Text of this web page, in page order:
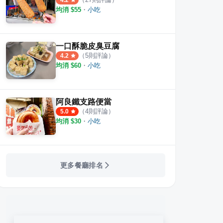
均消 $55 ・ 小吃
一口酥脆皮臭豆腐
4.2 （5則評論）
均消 $60 ・ 小吃
阿良鐵支路便當
5.0 （4則評論）
均消 $30 ・ 小吃
更多餐廳排名